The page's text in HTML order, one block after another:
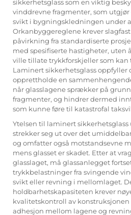
sikkerhetsglass som en viktig
vinddrevne fragmenter, som
svikt i bygningskledningen under
Orkanbyggereglene krever
påvirkning fra standardiserte
med spesifiserte hastigheter, uten
ville tillate trykkforskjeller som
Laminert sikkerhetsglass oppfyller
opprettholde en
når glasslagene sprækker på
fragmenter, og hindrer dermed
som kunne føre til katastrofal
Ytelsen til laminert
strekker seg ut over det
og omfatter også motstandsevne
mens glasset er skadet. Etter at
glasslaget, må glassanlegget
trykkbelastninger fra svingende
svikt eller revning i mellomlaget.
holdbarhetskapasiteten krever
kvalitetskontroll av
adhesjon mellom lagene og